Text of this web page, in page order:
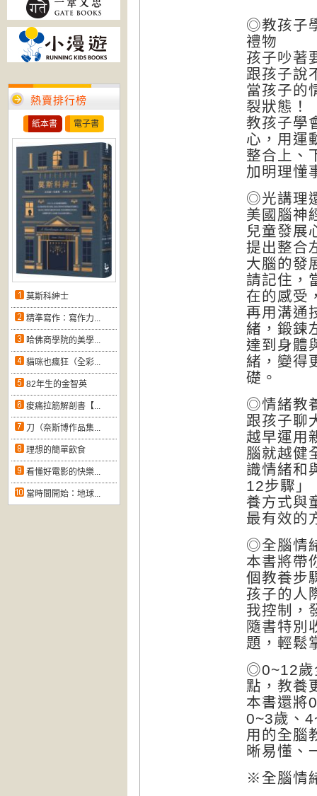
熱賣排行榜
紙本書 電子書
莫斯科紳士
精準寫作：寫作力...
哈佛商學院的美學...
貓咪也瘋狂（全彩...
82年生的金智英
痠痛拉筋解剖書【...
刀（奈斯博作品集...
理想的簡單飲食
看懂好電影的快樂...
當時間開始：地球...
◎教孩子
禮物
孩子吵著
跟孩子說
當孩子的
裂狀態！
教孩子學
心，用運
整合上、
加明理懂
◎光講理
美國腦神
兒童發展
提出整合
大腦的發
請記住，
在的感受
再用溝通
緒，鍛鍊
達到身體
緒，變得
礎。
◎情緒教
跟孩子聊
越早運用
腦就越健
識情緒和
12步驟」
養方式與
最有效的
◎全腦情
本書將帶
個教養步
孩子的人
我控制，
隨書特別
題，輕鬆
◎0~12歲
點，教養
本書還將
0~3歲、
用的全腦
晰易懂、
※全腦情